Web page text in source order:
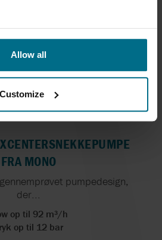
Allow all
Customize
FRA MONO
pumpedesign,
der...
op til 92 m³/h
op til 12 bar